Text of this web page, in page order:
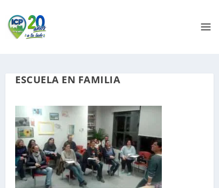
ESCUELA EN FAMILIA